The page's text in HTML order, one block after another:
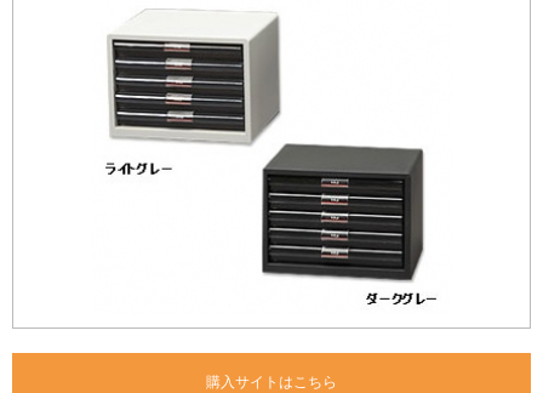
購入サイトはこちら